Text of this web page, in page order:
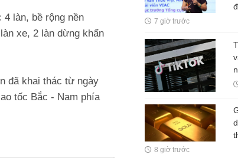
làn, bề rộng nền
xe, 2 làn dừng khẩn
đã khai thác từ ngày
tốc Bắc - Nam phía
7 giờ trước
8 giờ trước